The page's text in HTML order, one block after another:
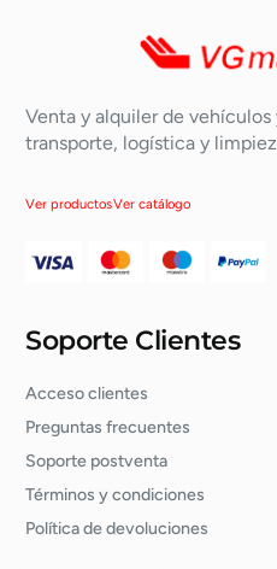
Venta y alquiler de
transporte, logística y
Ver productosVer catálogo
Soporte Clientes
Acceso clientes
Preguntas frecuentes
Soporte postventa
Términos y condiciones
Política de devoluciones